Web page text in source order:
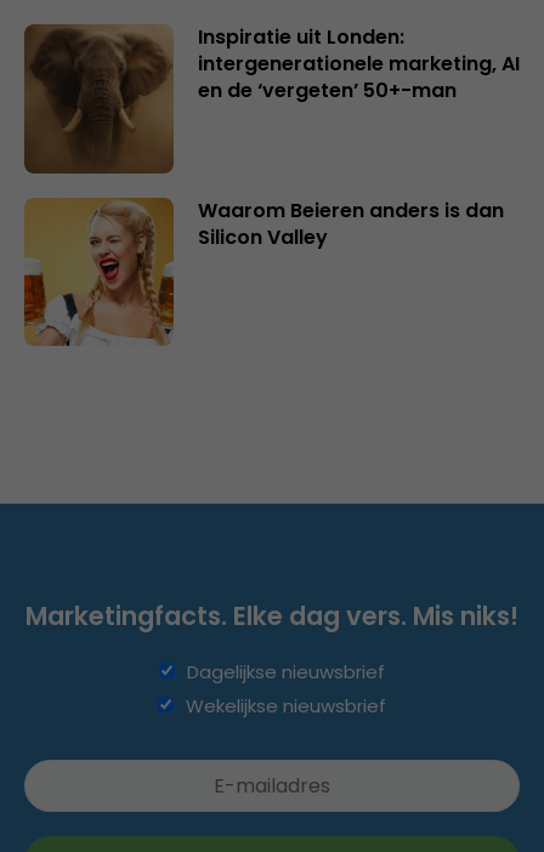
Inspiratie uit Londen:
intergenerationele marketing, AI
en de ‘vergeten’ 50+-man
Waarom Beieren anders is dan
Silicon Valley
Marketingfacts. Elke dag vers. Mis niks!
Dagelijkse nieuwsbrief
Wekelijkse nieuwsbrief